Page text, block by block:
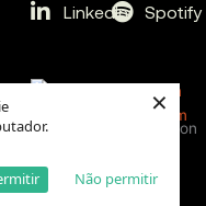
Não permitir
×
LinkedIn
Spotify